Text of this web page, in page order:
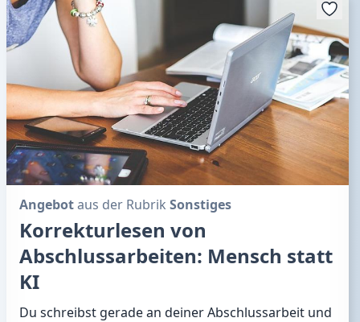
Angebotaus der Rubrik Sonstiges
Korrekturlesen von
Abschlussarbeiten: Mensch statt
KI
Du schreibst gerade an deiner Abschlussarbeit und